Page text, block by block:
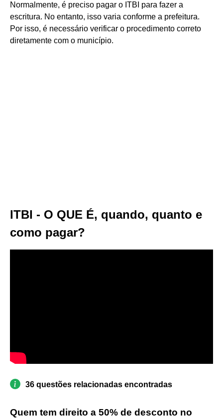
Normalmente, é preciso pagar o ITBI para fazer a
escritura. No entanto, isso varia conforme a prefeitura.
Por isso, é necessário verificar o procedimento correto
diretamente com o município.
ITBI - O QUE É, quando, quanto e
como pagar?
36 questões relacionadas encontradas
Quem tem direito a 50% de desconto no